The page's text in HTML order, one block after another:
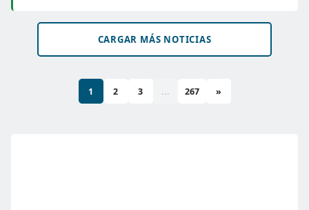
CARGAR MÁS NOTICIAS
1 2 3 ... 267 »